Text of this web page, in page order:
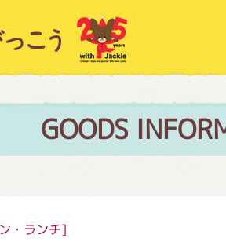
GOODS
・ランチ]
ター紹介